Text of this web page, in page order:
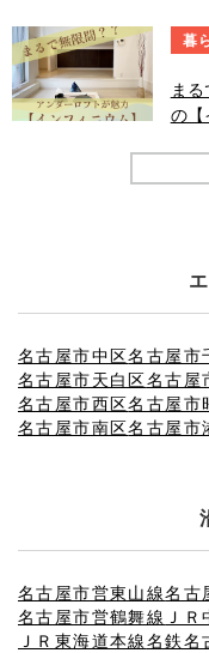
暮
ま
の【
名古屋市中区名古屋市
名古屋市天白区名古屋
名古屋市西区名古屋市
名古屋市南区名古屋市
名古屋市営東山線名古
名古屋市営鶴舞線 Ｊ
ＪＲ東海道本線名鉄名